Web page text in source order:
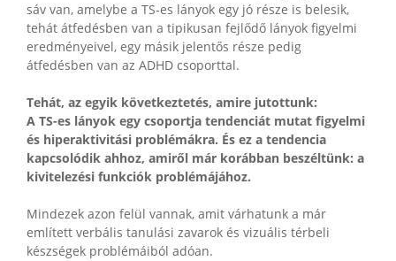
sáv van, amelybe a TS-es lányok egy jó része is belesik,
tehát átfedésben van a tipikusan fejlődő lányok figyelmi
eredményeivel, egy másik jelentős része pedig
átfedésben van az ADHD csoporttal.
Tehát, az egyik következtetés, amire jutottunk:
A TS-es lányok egy csoportja tendenciát mutat figyelmi
és hiperaktivitási problémákra. És ez a tendencia
kapcsolódik ahhoz, amiről már korábban beszéltünk: a
kivitelezési funkciók problémájához.
Mindezek azon felül vannak, amit várhatunk a már
említett verbális tanulási zavarok és vizuális térbeli
készségek problémáiból adóan.